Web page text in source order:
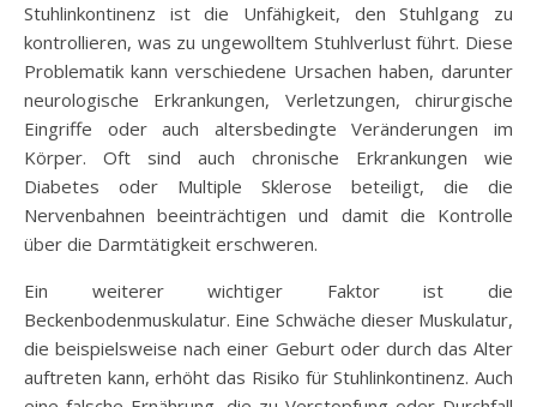
Stuhlinkontinenz ist die Unfähigkeit, den Stuhlgang zu
kontrollieren, was zu ungewolltem Stuhlverlust führt. Diese
Problematik kann verschiedene Ursachen haben, darunter
neurologische Erkrankungen, Verletzungen, chirurgische
Eingriffe oder auch altersbedingte Veränderungen im
Körper. Oft sind auch chronische Erkrankungen wie
Diabetes oder Multiple Sklerose beteiligt, die die
Nervenbahnen beeinträchtigen und damit die Kontrolle
über die Darmtätigkeit erschweren.
Ein weiterer wichtiger Faktor ist die
Beckenbodenmuskulatur. Eine Schwäche dieser Muskulatur,
die beispielsweise nach einer Geburt oder durch das Alter
auftreten kann, erhöht das Risiko für Stuhlinkontinenz. Auch